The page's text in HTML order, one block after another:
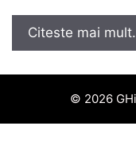
Citeste mai
© 2026